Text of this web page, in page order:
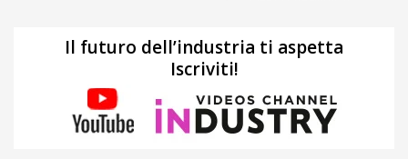
Il futuro dell’industria ti aspetta
Iscriviti!